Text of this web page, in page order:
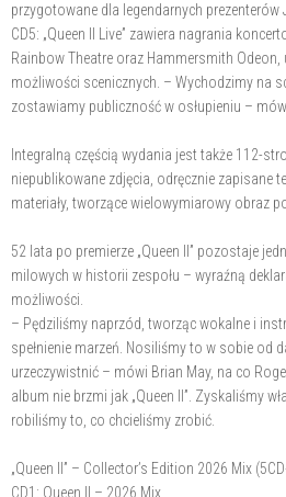
przygotowane dla legendarnych prezenterów
CD5: „Queen II Live” zawiera nagrania
Rainbow Theatre oraz Hammersmith Odeon,
możliwości scenicznych. – Wychodzimy na
zostawiamy publiczność w osłupieniu –
Integralną częścią wydania jest także 112-
niepublikowane zdjęcia, odręcznie zapisane
materiały, tworzące wielowymiarowy obraz
52 lata po premierze „Queen II” pozostaje
milowych w historii zespołu – wyraźną
możliwości.
– Pędziliśmy naprzód, tworząc wokalne i
spełnienie marzeń. Nosiliśmy to w sobie od
urzeczywistnić – mówi Brian May, na co
album nie brzmi jak „Queen II”. Zyskaliśmy
robiliśmy to, co chcieliśmy zrobić.
„Queen II” – Collector’s Edition 2026 Mix
CD1: Queen II – 2026 Mix